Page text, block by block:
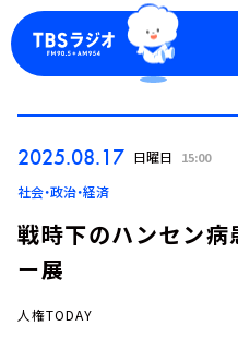
2025.08.17 日曜日 15:00
社会・政治・経済
戦時下のハンセン病
ー展
人権TODAY